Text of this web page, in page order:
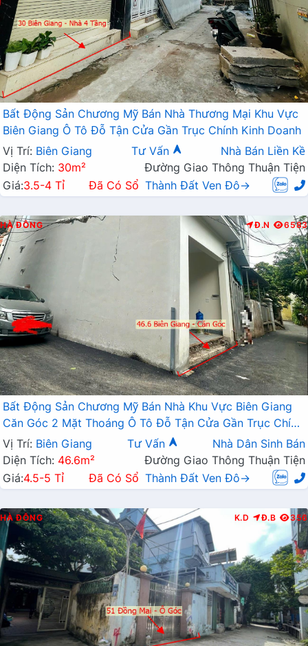
Bất Động Sản Chương Mỹ Bán Nhà Thương Mại Khu Vực
Biên Giang Ô Tô Đỗ Tận Cửa Gần Trục Chính Kinh Doanh
Vị Trí: Biên Giang Tư Vấn
Nhà Bán Liền Kề
Diện Tích: 30m²
Đường Giao Thông Thuận Tiện
Giá:3.5-4 Tỉ Đã Có Sổ Thành Đất Ven Đô→
HÀ ĐÔNG Đ.N 6583
Bất Động Sản Chương Mỹ Bán Nhà Khu Vực Biên Giang
Căn Góc 2 Mặt Thoáng Ô Tô Đỗ Tận Cửa Gần Trục Chính
Kinh Doanh
Vị Trí: Biên Giang Tư Vấn
Nhà Dân Sinh Bán
Diện Tích: 46.6m²
Đường Giao Thông Thuận Tiện
Giá:4.5-5 Tỉ Đã Có Sổ Thành Đất Ven Đô→
HÀ ĐÔNG K.D Đ.B 356